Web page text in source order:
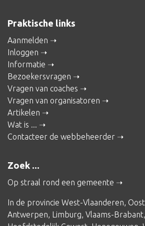
Praktische links
Aanmelden
Inloggen
Informatie
Bezoekersvragen
Vragen van coaches
Vragen van organisatoren
Artikelen
Wat is ...
Contacteer de webbeheerder
Zoek ...
Op straal rond een gemeente
In de provincie West-Vlaanderen,
Antwerpen, Limburg, Vlaams-Brabant,